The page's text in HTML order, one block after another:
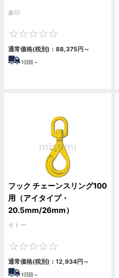
象印
通常価格(税別)： 88,375円 ～
1日目～
フック チェーンスリング100
用（アイタイプ・
20.5mm/26mm）
キトー
通常価格(税別)： 12,934円 ～
1日目～